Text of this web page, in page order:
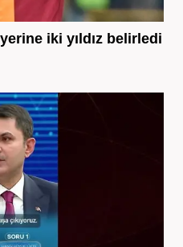
iki yıldız belirledi